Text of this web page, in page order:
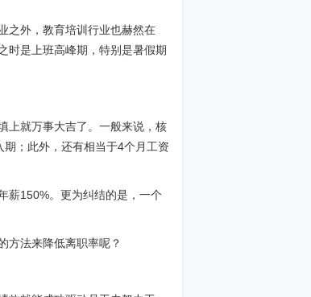
之外，教育培训行业也赫然在
时是上班高峰期，特别是暑假期
上就万事大吉了。一般来说，核
；此外，还有相当于4个月工资
薪150%。更为纠结的是，一个
方法来降低离职率呢？